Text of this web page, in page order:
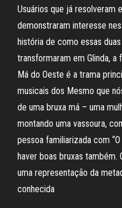
Usuários que já resolveram
demonstraram interesse
história de como essas
transformaram em Glinda, a
Má do Oeste é a trama
musicais dos Mesmo que
de uma bruxa má – uma
montando uma vassoura,
pessoa familiarizada com
haver boas bruxas também.
uma representação da
conhecida